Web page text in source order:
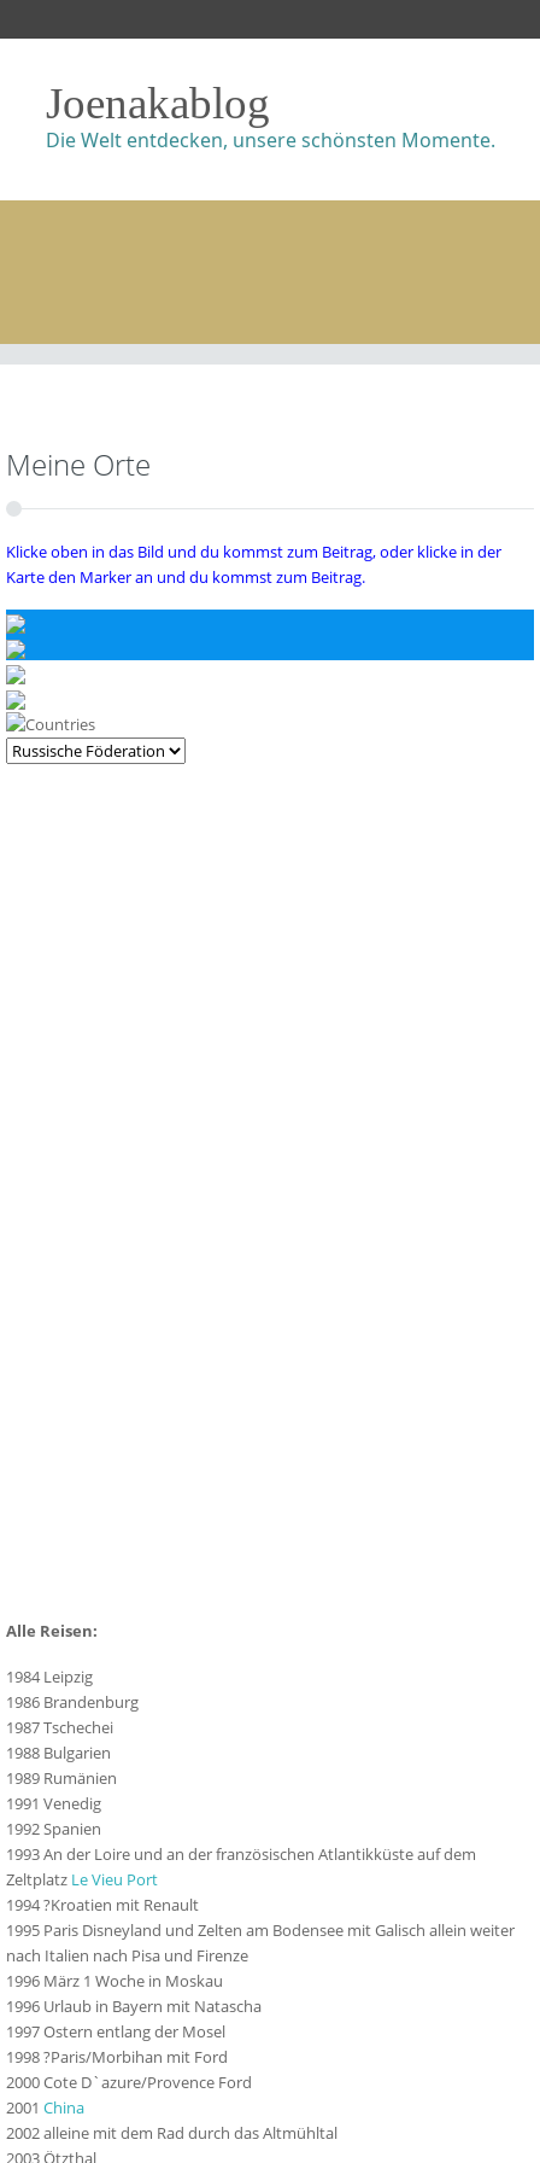
Joenakablog
Die Welt entdecken, unsere schönsten Momente.
Meine Orte
Klicke oben in das Bild und du kommst zum Beitrag, oder klicke in der
Karte den Marker an und du kommst zum Beitrag.
Alle Reisen:
1984 Leipzig
1986 Brandenburg
1987 Tschechei
1988 Bulgarien
1989 Rumänien
1991 Venedig
1992 Spanien
1993 An der Loire und an der französischen Atlantikküste auf dem
Zeltplatz Le Vieu Port
1994 ?Kroatien mit Renault
1995 Paris Disneyland und Zelten am Bodensee mit Galisch allein weiter
nach Italien nach Pisa und Firenze
1996 März 1 Woche in Moskau
1996 Urlaub in Bayern mit Natascha
1997 Ostern entlang der Mosel
1998 ?Paris/Morbihan mit Ford
2000 Cote D`azure/Provence Ford
2001 China
2002 alleine mit dem Rad durch das Altmühltal
2003 Ötzthal